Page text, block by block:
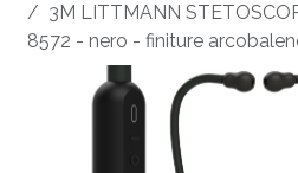
3M LITTMANN
8572 - nero - finiture